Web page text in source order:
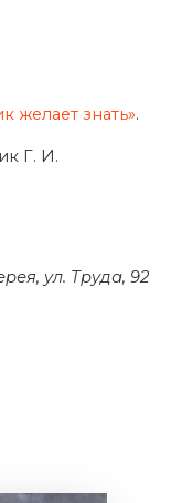
желает знать».
Г. И.
ул. Труда, 92